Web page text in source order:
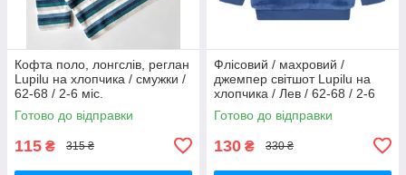
Кофта поло, лонгслів, реглан
Lupilu на хлопчика / смужки /
62-68 / 2-6 міс.
Готово до відправки
115 ₴ 315 ₴
Флісовий / махровий /
джемпер світшот Lupilu на
хлопчика / Лев / 62-68 / 2-6
міс.
Готово до відправки
130 ₴ 330 ₴